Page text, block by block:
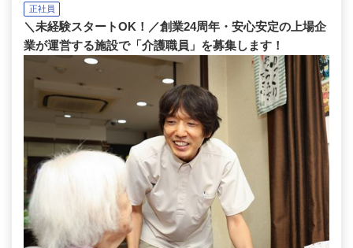
正社員
＼未経験スタートOK！／創業24周年・安心安定の上場企
業が運営する施設で「介護職員」を募集します！